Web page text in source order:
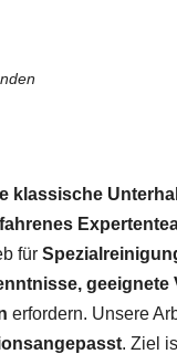
klassische
für
geeignete
erfordern. Unsere
. Ziel